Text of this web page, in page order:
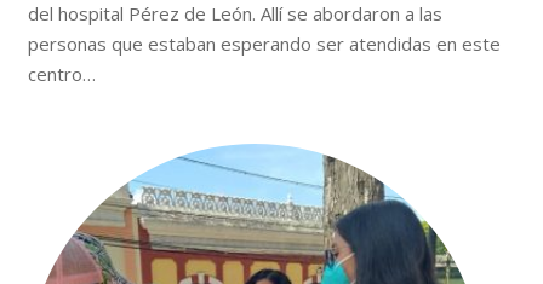
del hospital Pérez de León. Allí se abordaron a las
personas que estaban esperando ser atendidas en este
centro…